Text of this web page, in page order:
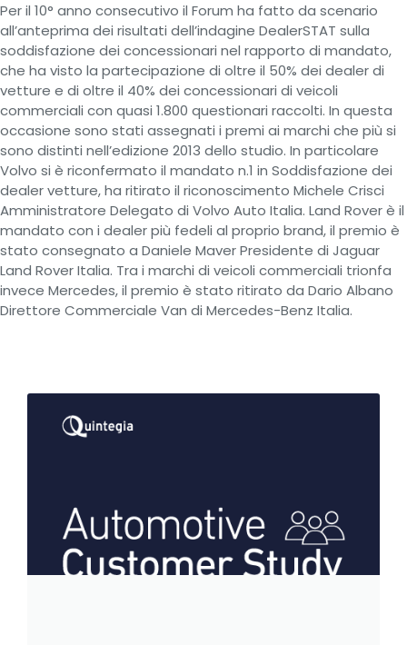
Per il 10° anno consecutivo il Forum ha fatto da scenario
all’anteprima dei risultati dell’indagine DealerSTAT sulla
soddisfazione dei concessionari nel rapporto di mandato,
che ha visto la partecipazione di oltre il 50% dei dealer di
vetture e di oltre il 40% dei concessionari di veicoli
commerciali con quasi 1.800 questionari raccolti. In questa
occasione sono stati assegnati i premi ai marchi che più si
sono distinti nell’edizione 2013 dello studio. In particolare
Volvo si è riconfermato il mandato n.1 in Soddisfazione dei
dealer vetture, ha ritirato il riconoscimento Michele Crisci
Amministratore Delegato di Volvo Auto Italia. Land Rover è il
mandato con i dealer più fedeli al proprio brand, il premio è
stato consegnato a Daniele Maver Presidente di Jaguar
Land Rover Italia. Tra i marchi di veicoli commerciali trionfa
invece Mercedes, il premio è stato ritirato da Dario Albano
Direttore Commerciale Van di Mercedes-Benz Italia.